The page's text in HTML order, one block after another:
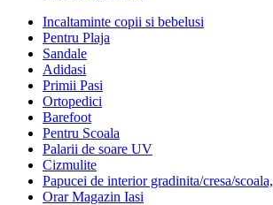
Incaltaminte copii si bebelusi
Pentru Plaja
Sandale
Adidasi
Primii Pasi
Ortopedici
Barefoot
Pentru Scoala
Palarii de soare UV
Cizmulite
Papucei de interior gradinita/cresa/
Orar Magazin Iasi